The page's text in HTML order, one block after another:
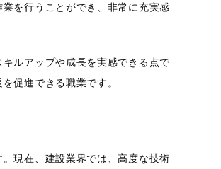
を行うことができ、非常に充実感
ルアップや成長を実感できる点で
促進できる職業です。
現在、建設業界では、高度な技術